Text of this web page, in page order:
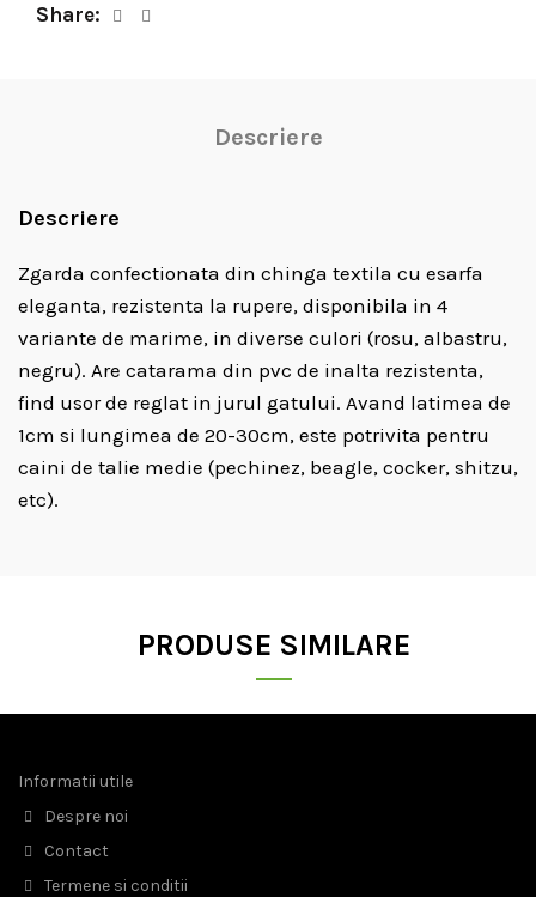
Share
Descriere
Descriere
Zgarda confectionata din chinga textila cu esarfa
eleganta, rezistenta la rupere, disponibila in 4
variante de marime, in diverse culori (rosu, albastru,
negru). Are catarama din pvc de inalta rezistenta,
find usor de reglat in jurul gatului. Avand latimea de
1cm si lungimea de 20-30cm, este potrivita pentru
caini de talie medie (pechinez, beagle, cocker, shitzu,
etc).
PRODUSE SIMILARE
Informatii utile
Despre noi
Contact
Termene si conditii